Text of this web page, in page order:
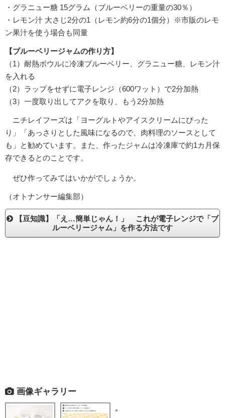
・グラニュー糖 15グラム（ブルーベリーの重量の30％）
・レモン汁 大さじ2分の1（レモン約6分の1個分）※市販のレモ
ン果汁を使う場合も同量
【ブルーベリージャムの作り方】
（1）耐熱ボウルに冷凍ブルーベリー、グラニュー糖、レモン汁
を入れる
（2）ラップをせずに電子レンジ（600ワット）で2分加熱
（3）一度取り出してアクを取り、もう2分加熱
ニチレイフーズは「ヨーグルトやアイスクリームにぴった
り」「あっさりとした風味になるので、肉料理のソースとして
も」と勧めています。また、作ったジャムは冷凍庫で約1カ月保
存できるとのことです。
ぜひ作ってみてはいかがでしょうか。
（オトナンサー編集部）
【豆知識】「え…簡単じゃん！」 これが電子レンジで「ブ
ルーベリージャム」を作る方法です
画像ギャラリー